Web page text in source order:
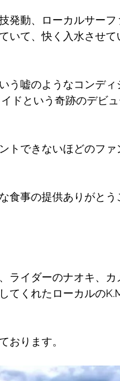
発動、ローカルサーフ
いて、快く入水させて
う嘘のようなコンディ
ドという奇跡のデビ
トできないほどのファ
食事の提供ありがとう
ライダーのナオキ、カ
てくれたローカルの
おります。